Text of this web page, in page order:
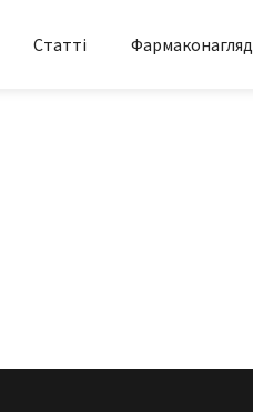
Статті Фармаконагляд